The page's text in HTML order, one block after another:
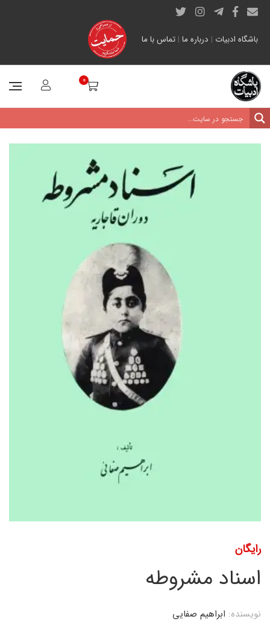
باشگاه ادبیات | درباره ما | تماس با ما
0
رایگان
اسناد مشروطه
نویسنده: ابراهیم صفایی